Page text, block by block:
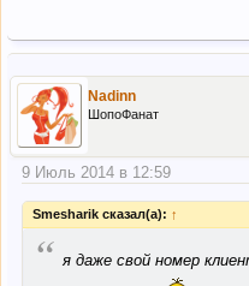
Nadinn
ШопоФанат
9 Июль 2014 в 12:59
Smesharik сказал(а): ↑
“ я даже свой номер